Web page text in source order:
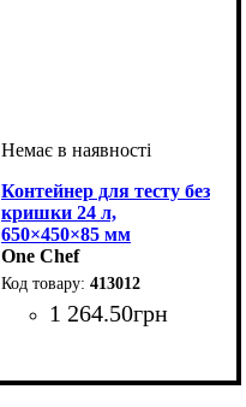
Контейнер для тесту без
кришки 24 л,
650×450×85 мм
One Chef
413012
1 264.50грн